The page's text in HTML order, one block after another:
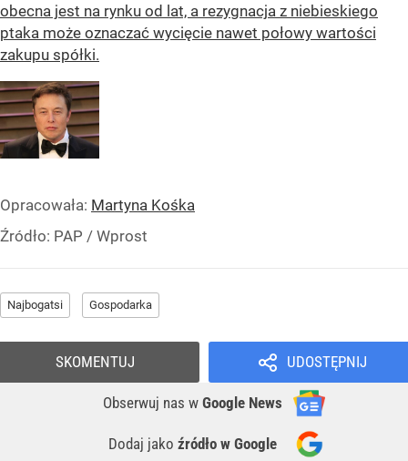
obecna jest na rynku od lat, a rezygnacja z niebieskiego
ptaka może oznaczać wycięcie nawet połowy wartości
zakupu spółki.
Opracowała: Martyna Kośka
Źródło: PAP / Wprost
Najbogatsi Gospodarka
UDOSTĘPNIJ
Obserwuj nas w Google News
Dodaj jako źródło w Google
SKOMENTUJ